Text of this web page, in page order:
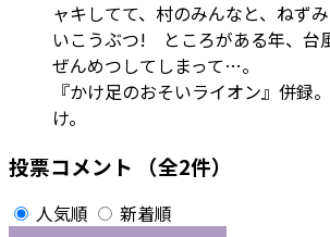
ャキしてて、村のみんなと、ねず
いこうぶつ! ところがある年、台
ぜんめつしてしまって…。
『かけ足のおそいライオン』併録
け。
投票コメント （全2件）
人気順 新着順